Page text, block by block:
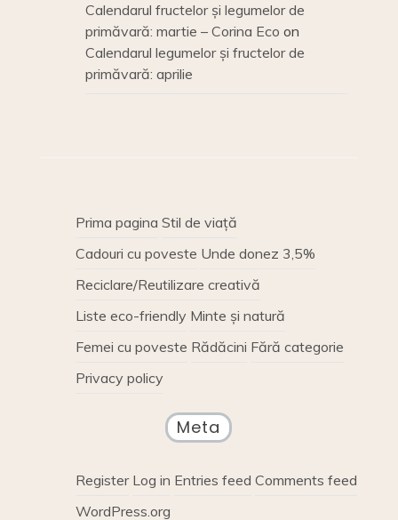
Calendarul fructelor și legumelor de
primăvară: martie – Corina Eco on
Calendarul legumelor și fructelor de
primăvară: aprilie
Prima pagina Stil de viață
Cadouri cu poveste Unde donez 3,5%
Reciclare/Reutilizare creativă
Liste eco-friendly Minte și natură
Femei cu poveste Rădăcini Fără categorie
Privacy policy
Meta
Register Log in Entries feed Comments feed
WordPress.org